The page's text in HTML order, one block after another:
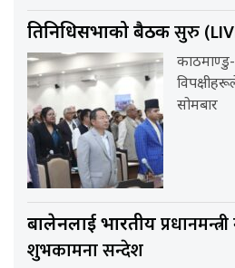
प्रतिनिधिसभाको बैठकसुरु
काठमाण्डु-
सोमबार
बालेनलाई भारतीय
शुभकामना सन्देश